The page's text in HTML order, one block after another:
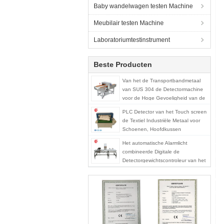
Baby wandelwagen testen Machine
Meubilair testen Machine
Laboratoriumtestinstrument
Beste Producten
Van het de Transportbandmetaal
van SUS 304 de Detectormachine
voor de Hoge Gevoeligheid van de
PLC Detector van het Touch screen
de Textiel Industriële Metaal voor
Schoenen, Hoofdkussen
Het automatische Alarmlicht
combineerde Digitale de
Detectorgewichtscontroleur van het
Voedselmetaal